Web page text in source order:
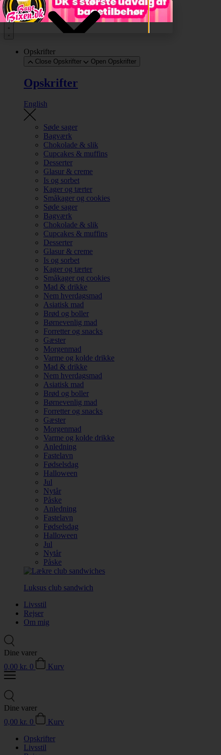
Videre til indhold
Opskrifter
Close Opskrifter Open Opskrifter
Opskrifter
English
Søde sager
Bagværk
Chokolade & slik
Cupcakes & muffins
Desserter
Glasur & creme
Is og sorbet
Kager og tærter
Småkager og cookies
Søde sager
Bagværk
Chokolade & slik
Cupcakes & muffins
Desserter
Glasur & creme
Is og sorbet
Kager og tærter
Småkager og cookies
Mad & drikke
Nem hverdagsmad
Asiatisk mad
Brød og boller
Børnevenlig mad
Forretter og snacks
Gæster
Morgenmad
Varme og kolde drikke
Mad & drikke
Nem hverdagsmad
Asiatisk mad
Brød og boller
Børnevenlig mad
Forretter og snacks
Gæster
Morgenmad
Varme og kolde drikke
Anledning
Fastelavn
Fødselsdag
Halloween
Jul
Nytår
Påske
Anledning
Fastelavn
Fødselsdag
Halloween
Jul
Nytår
Påske
Luksus club sandwich
Livsstil
Rejser
Om mig
Dine varer
0,00 kr. 0 Kurv
Dine varer
0,00 kr. 0
Kurv
Opskrifter
Livsstil